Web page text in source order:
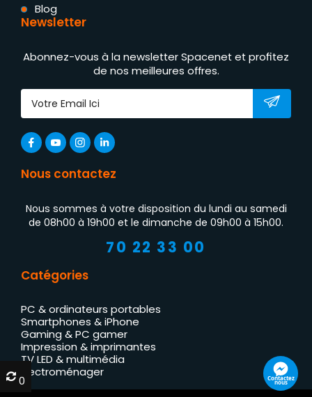
Blog
Newsletter
Abonnez-vous à la newsletter Spacenet et profitez
de nos meilleures offres.
Nous contactez
Nous sommes à votre disposition du lundi au samedi
de 08h00 à 19h00 et le dimanche de 09h00 à 15h00.
70 22 33 00
Catégories
PC & ordinateurs portables
Smartphones & iPhone
Gaming & PC gamer
Impression & imprimantes
TV LED & multimédia
Électroménager
Contactez
nous
0
0